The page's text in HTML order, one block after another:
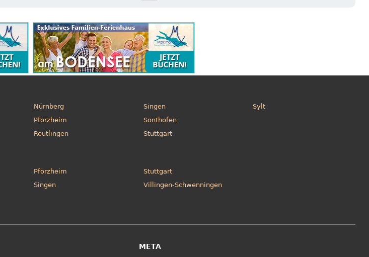
Nürnberg
Pforzheim
Reutlingen
Singen
Sonthofen
Stuttgart
Sylt
Pforzheim
Singen
Stuttgart
Villingen-Schwenningen
META